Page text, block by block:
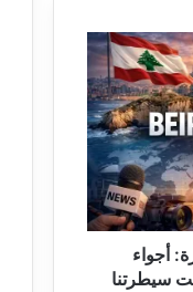
أجواء
سیطرتنا